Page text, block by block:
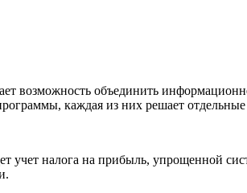
возможность объединить
каждая из них решает отдельные
налога на прибыль, упрощенной